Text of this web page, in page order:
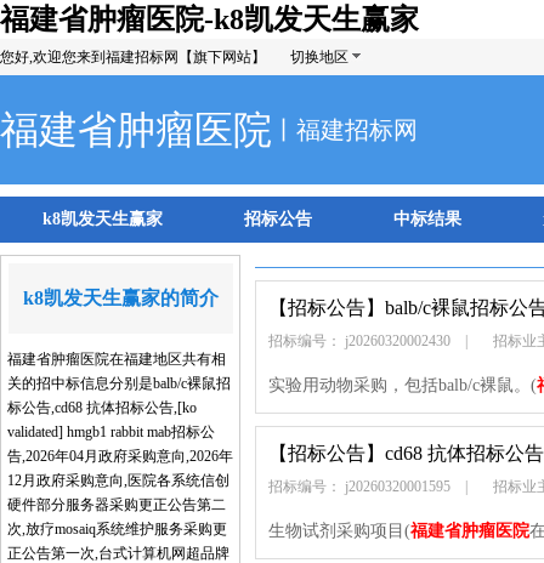
福建省肿瘤医院-k8凯发天生赢家
您好,欢迎您来到福建招标网【旗下网站】 切换地区
福建省肿瘤医院 丨福建招标网
k8凯发天生赢家 招标公告 中标结果
k8凯发天生赢家的简介
福建省肿瘤医院在福建地区共有相
关的招中标信息分别是balb/c裸鼠招
标公告,cd68 抗体招标公告,[ko
validated] hmgb1 rabbit mab招标公
告,2026年04月政府采购意向,2026年
12月政府采购意向,医院各系统信创
硬件部分服务器采购更正公告第二
次,放疗mosaiq系统维护服务采购更
正公告第一次,台式计算机网超品牌
【招标公告】 balb/c裸鼠招标公
招标编号： j20260320002430 招标业
实验用动物采购，包括balb/c裸鼠。(
【招标公告】 cd68 抗体招标公告
招标编号： j20260320001595 招标业
生物试剂采购项目(福建省肿瘤医院